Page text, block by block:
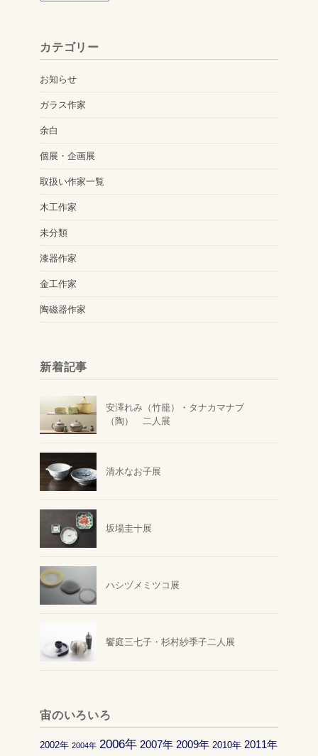
イ
カテゴリー
お知らせ
ガラス作家
余白
個展・企画展
取扱い作家一覧
木工作家
未分類
漆器作家
金工作家
陶磁器作家
新着記事
安澤れみ（竹籠）・タナカマナブ
（陶） 二人展
清水なお子展
坂場圭十展
ハシヅメミツコ展
饗庭三七子・杉村紗季子二人展
宙のいろいろ
2002年 2004年 2006年 2007年 2009年 2010年 2011年